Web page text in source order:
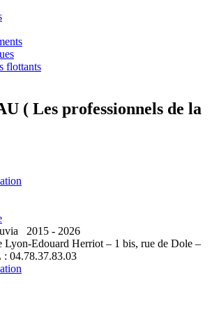
flottants
( Les professionnels de la
2015 - 2026
Lyon-Edouard Herriot – 1 bis, rue de Dole –
04.78.37.83.03